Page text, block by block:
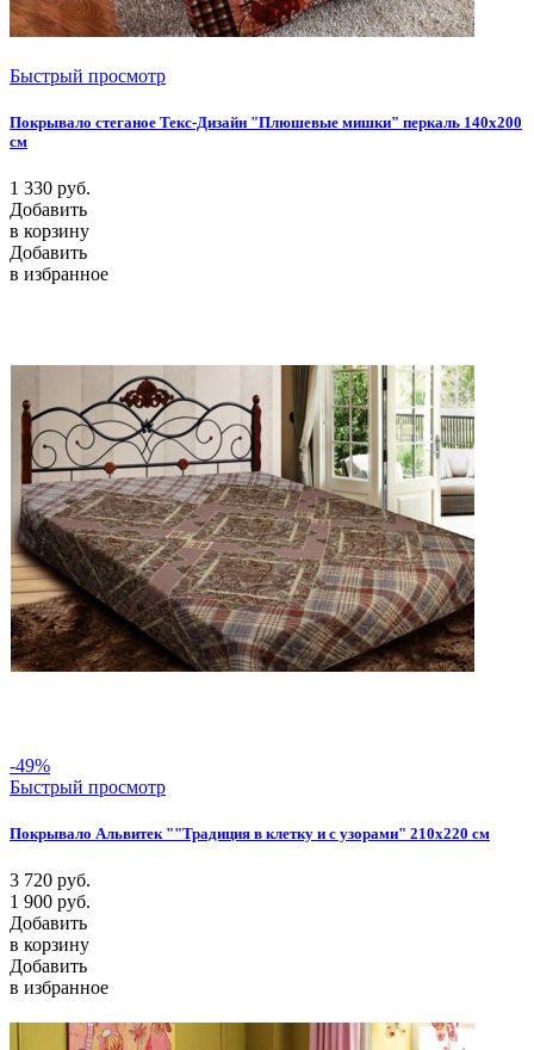
Быстрый просмотр
Покрывало стеганое Текс-Дизайн "Плюшевые мишки" перкаль 140х200
см
1 330 руб.
Добавить
в корзину
Добавить
в избранное
-49%
Быстрый просмотр
Покрывало Альвитек ""Традиция в клетку и с узорами" 210х220 см
3 720 руб.
1 900 руб.
Добавить
в корзину
Добавить
в избранное